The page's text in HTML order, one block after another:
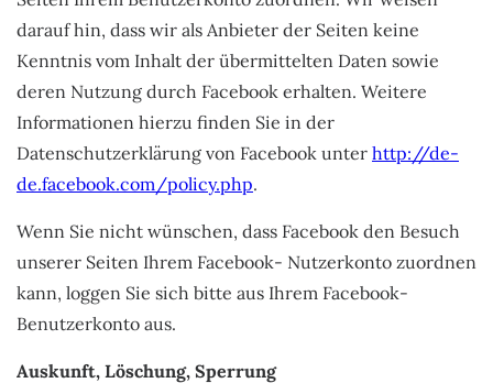
darauf hin, dass wir als Anbieter der Seiten keine
Kenntnis vom Inhalt der übermittelten Daten sowie
deren Nutzung durch Facebook erhalten. Weitere
Informationen hierzu finden Sie in der
Datenschutzerklärung von Facebook unter http://de-
de.facebook.com/policy.php.
Wenn Sie nicht wünschen, dass Facebook den Besuch
unserer Seiten Ihrem Facebook- Nutzerkonto zuordnen
kann, loggen Sie sich bitte aus Ihrem Facebook-
Benutzerkonto aus.
Auskunft, Löschung, Sperrung